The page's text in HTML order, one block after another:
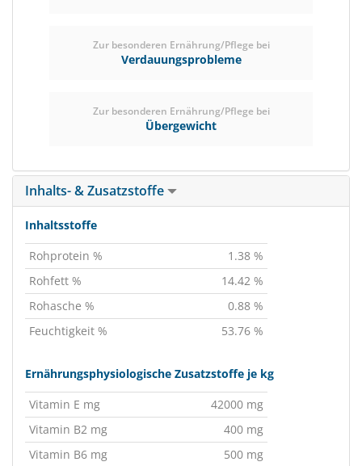
Zur besonderen Ernährung/Pflege bei
Verdauungsprobleme
Zur besonderen Ernährung/Pflege bei
Übergewicht
Inhalts- & Zusatzstoffe
Inhaltsstoffe
Rohprotein %
1.38 %
Rohfett %
14.42 %
Rohasche %
0.88 %
Feuchtigkeit %
53.76 %
Ernährungsphysiologische Zusatzstoffe je kg
Vitamin E mg
42000 mg
Vitamin B2 mg
400 mg
Vitamin B6 mg
500 mg